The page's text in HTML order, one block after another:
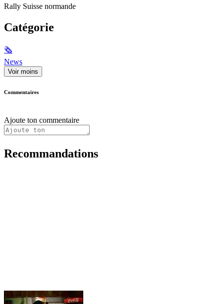
Rally Suisse normande
Catégorie
🗞
News
Voir moins
Commentaires
Ajoute ton commentaire
Recommandations